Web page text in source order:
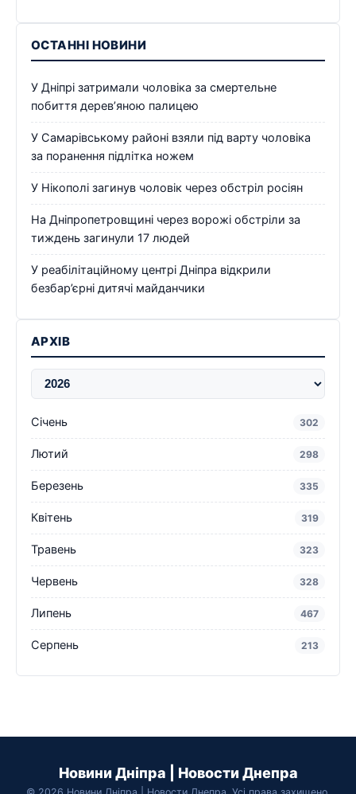
ОСТАННІ НОВИНИ
У Дніпрі затримали чоловіка за смертельне
побиття дерев’яною палицею
У Самарівському районі взяли під варту чоловіка
за поранення підлітка ножем
У Нікополі загинув чоловік через обстріл росіян
На Дніпропетровщині через ворожі обстріли за
тиждень загинули 17 людей
У реабілітаційному центрі Дніпра відкрили
безбар’єрні дитячі майданчики
АРХІВ
Січень 302
Лютий 298
Березень 335
Квітень 319
Травень 323
Червень 328
Липень 467
Серпень 213
Новини Дніпра | Новости Днепра